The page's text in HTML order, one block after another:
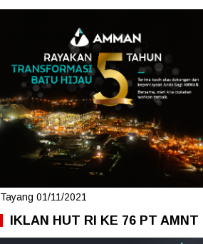
Tayang 01/11/2021
IKLAN HUT RI KE 76 PT AMNT